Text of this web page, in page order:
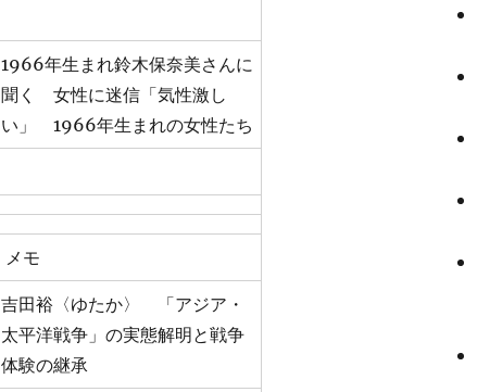
1966年生まれ鈴木保奈美さんに
聞く 女性に迷信「気性激し
い」 1966年生まれの女性たち
メモ
吉田裕〈ゆたか〉 「アジア・
太平洋戦争」の実態解明と戦争
体験の継承